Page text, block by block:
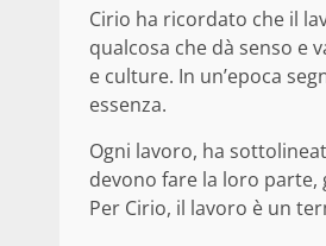
Cirio ha ricordato che il
qualcosa che dà senso e
e culture. In un’epoca
essenza.
Ogni lavoro, ha
devono fare la loro
Per Cirio, il lavoro è un